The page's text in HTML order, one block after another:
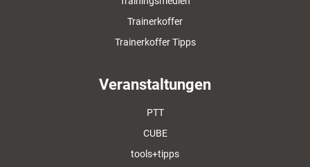
Trainerkoffer
Trainerkoffer Tipps
Veranstaltungen
PTT
CUBE
tools+tipps